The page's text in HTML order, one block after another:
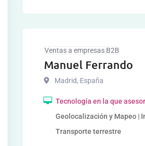
Ventas a empresas B2B
Manuel Ferrando
Madrid, España
Tecnología en la que
Geolocalización y Mapeo |
Transporte terrestre